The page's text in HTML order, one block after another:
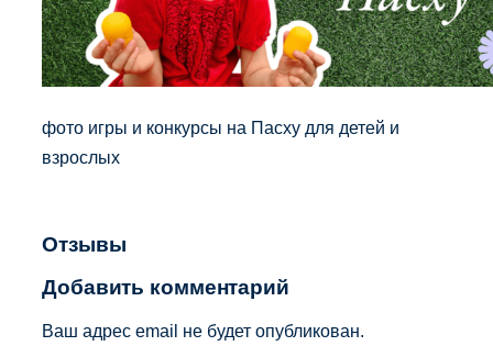
фото игры и конкурсы на Пасху для детей и
взрослых
Отзывы
Добавить комментарий
Ваш адрес email не будет опубликован.